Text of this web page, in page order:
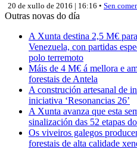
20 de xullo de 2016 | 16:16 • Sen
Outras novas do día
A Xunta destina 2,5 M€
Venezuela, con partidas
polo terremoto
Máis de 4 M€ á mellora e
forestais de Antela
A construción artesanal de
iniciativa ‘Resonancias 26’
A Xunta avanza que esta
sinalización das 52 etapas
Os viveiros galegos
forestais de alta calidade